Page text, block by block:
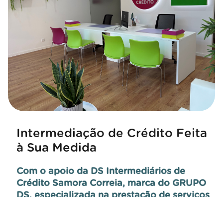
Intermediação de Crédito Feita
à Sua Medida
Com o apoio da DS Intermediários de
Crédito Samora Correia, marca do GRUPO